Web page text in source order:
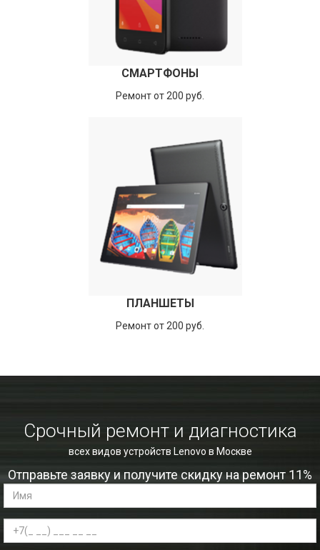
СМАРТФОНЫ
Ремонт от 200 руб.
ПЛАНШЕТЫ
Ремонт от 200 руб.
Срочный ремонт и диагностика
всех видов устройств Lenovo в Москве
Отправьте заявку и получите скидку на ремонт 11%